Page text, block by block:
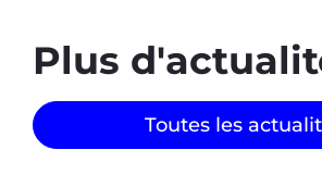
Plus
Toutes les